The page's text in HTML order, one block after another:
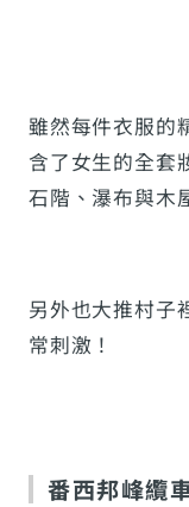
雖然每件衣服的
含了女生的全套
石階、瀑布與木
另外也大推村子
常刺激！
番西邦峰纜